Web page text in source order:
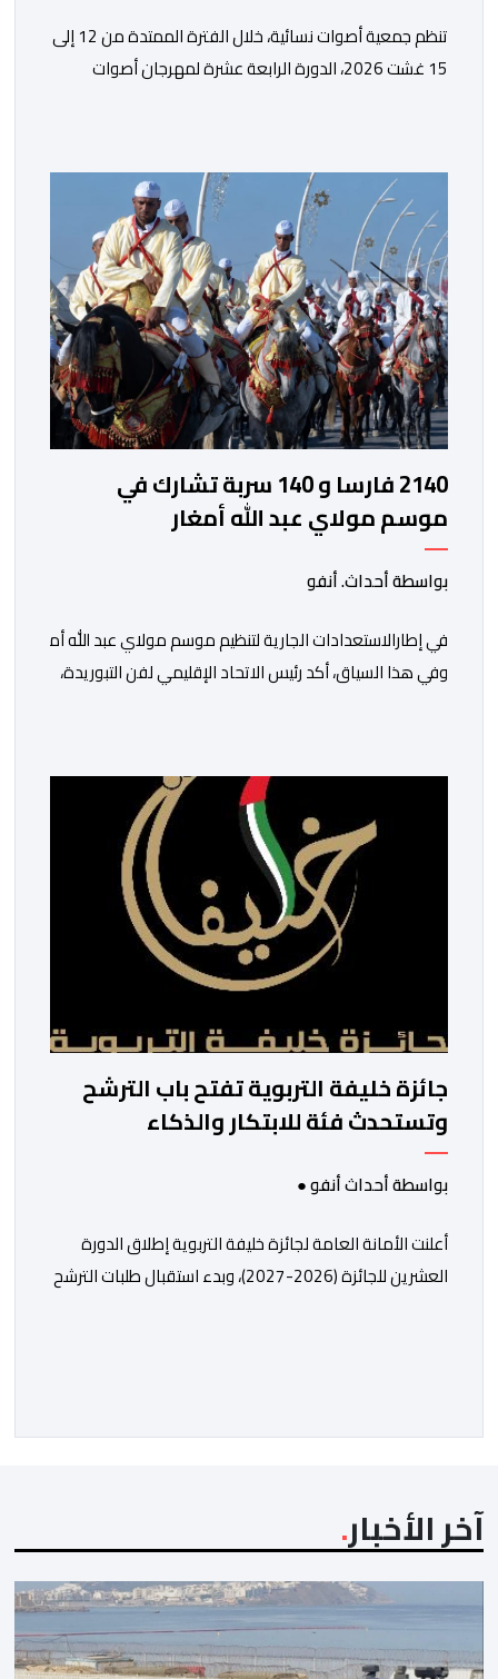
تنظم جمعية أصوات نسائية، خلال الفترة الممتدة من 12 إلى
15 غشت 2026، الدورة الرابعة عشرة لمهرجان أصوات
والإنسانية. ووفق بلاغ للمنظمين، تقترح هذه الدورة، التي
تنظم تحت الرعاية السامية لصاحب الجلالة الملك محمد
السادس، تحت شعار “سيدات البحر الأبيض المتوسط، […]
2140 فارسا و 140 سربة تشارك في
موسم مولاي عبد الله أمغار
بواسطة أحداث. أنفو
في إطارالاستعدادات الجارية لتنظيم موسم مولاي عبد الله
وفي هذا السياق، أكد رئيس الاتحاد الإقليمي لفن التبوريدة،
ولم تخل هذه الدورة من مؤشرات إيجابية على مستوى
وتبرز هذه الأرقام الحجم الكبير الذي باتت تعرفه
ومن المرتقب أن تعرف فعاليات الموسم إقبالا جماهيريا
واسعا،في ظل الشغف الكبير الذي يحظى به فن التبوريدة،
جائزة خليفة التربوية تفتح باب الترشح
وتستحدث فئة للابتكار والذكاء
الاصطناعي
بواسطة أحداث أنفو ●
أعلنت الأمانة العامة لجائزة خليفة التربوية إطلاق الدورة
العشرين للجائزة (2026-2027)، وبدء استقبال طلبات الترشح
جانب طرح 10 مجالات […]
آخر الأخبار